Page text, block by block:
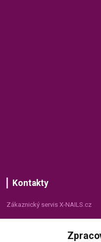
Kontakty
Zákaznický servis X-NAILS.cz
+420 735 055 075